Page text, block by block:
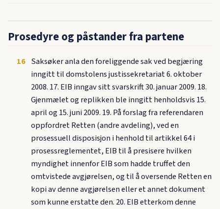
Prosedyre og påstander fra partene
16 Saksøker anla den foreliggende sak ved begjæring
inngitt til domstolens justissekretariat 6. oktober
2008. 17. EIB inngav sitt svarskrift 30. januar 2009. 18.
Gjenmælet og replikken ble inngitt henholdsvis 15.
april og 15. juni 2009. 19. På forslag fra referendaren
oppfordret Retten (andre avdeling), ved en
prosessuell disposisjon i henhold til artikkel 64 i
prosessreglementet, EIB til å presisere hvilken
myndighet innenfor EIB som hadde truffet den
omtvistede avgjørelsen, og til å oversende Retten en
kopi av denne avgjørelsen eller et annet dokument
som kunne erstatte den. 20. EIB etterkom denne